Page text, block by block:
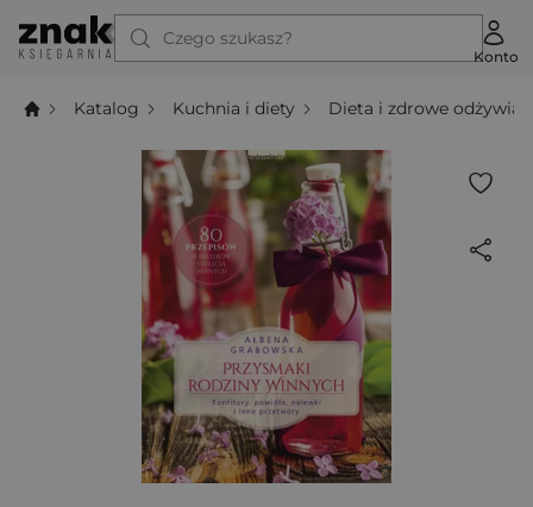
Czego szukasz?
Konto
Katalog Kuchnia i diety Dieta i zdrowe